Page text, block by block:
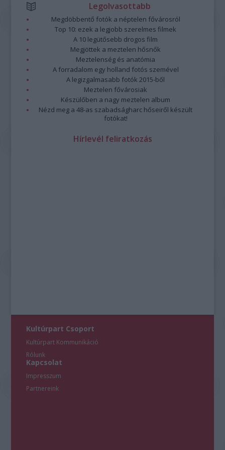
Legolvasottabb
Megdöbbentő fotók a néptelen fővárosról
Top 10: ezek a legjobb szerelmes filmek
A 10 legütősebb drogos film
Megjöttek a meztelen hősnők
Meztelenség és anatómia
A forradalom egy holland fotós szemével
A legizgalmasabb fotók 2015-ből
Meztelen fővárosiak
Készülőben a nagy meztelen album
Nézd meg a 48-as szabadságharc hőseiről készült
fotókat!
Hírlevél feliratkozás
Kultúrpart Csoport
Kultúrpart Kommunikáció
Rólunk
Kapcsolat
Impresszum
Partnereink